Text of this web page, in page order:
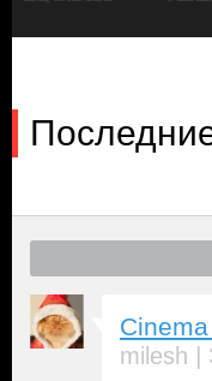
медицинском деле,
снабжает напарника
ночью, когда
milesh |